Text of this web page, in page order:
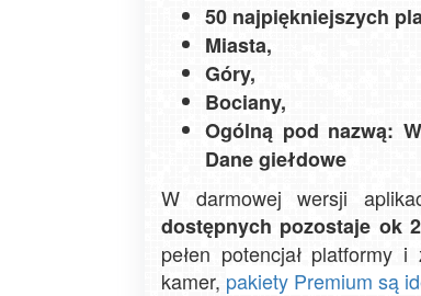
50 najpiękniejszych
Miasta,
Góry,
Bociany,
Ogólną pod nazwą:
Dane giełdowe
W darmowej wersji
dostępnych pozostaje ok
pełen potencjał platformy
kamer, pakiety Premium są